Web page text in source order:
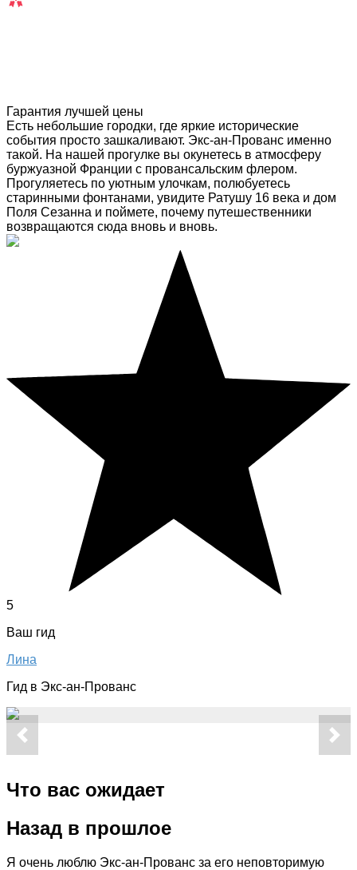
Гарантия лучшей цены
Есть небольшие городки, где яркие исторические
события просто зашкаливают. Экс-ан-Прованс именно
такой. На нашей прогулке вы окунетесь в атмосферу
буржуазной Франции с провансальским флером.
Прогуляетесь по уютным улочкам, полюбуетесь
старинными фонтанами, увидите Ратушу 16 века и дом
Поля Сезанна и поймете, почему путешественники
возвращаются сюда вновь и вновь.
5
Ваш гид
Лина
Гид в Экс-ан-Прованс
Что вас ожидает
Назад в прошлое
Я очень люблю Экс-ан-Прованс за его неповторимую